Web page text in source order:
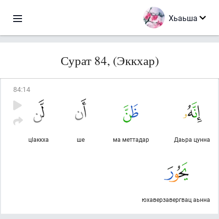
Хьаьша
Сурат 84, (Эккхар)
84:14
Даьра цунна
ма меттадар
ше
цlаккха
юхаверзавергвац аьнна